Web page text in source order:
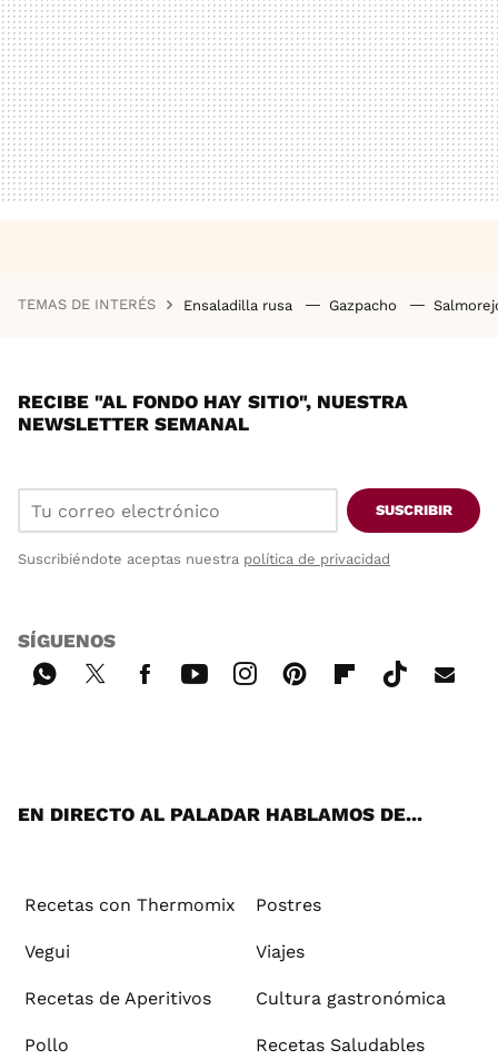
TEMAS DE INTERÉS Ensaladilla rusa Gazpacho
RECIBE "AL FONDO HAY SITIO", NUESTRA
NEWSLETTER SEMANAL
SUSCRIBIR
Suscribiéndote aceptas nuestra política de privacidad
SÍGUENOS
EN DIRECTO AL PALADAR HABLAMOS DE...
Recetas con Thermomix Postres
Vegui Viajes
Recetas de Aperitivos Cultura gastronómica
Pollo Recetas Saludables